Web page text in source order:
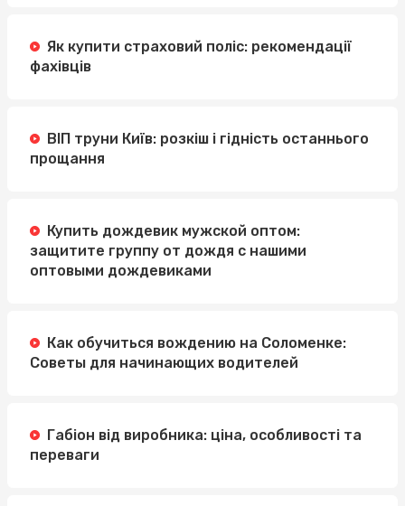
Як купити страховий поліс: рекомендації
фахівців
ВІП труни Київ: розкіш і гідність останнього
прощання
Купить дождевик мужской оптом:
защитите группу от дождя с нашими
оптовыми дождевиками
Как обучиться вождению на Соломенке:
Советы для начинающих водителей
Габіон від виробника: ціна, особливості та
переваги